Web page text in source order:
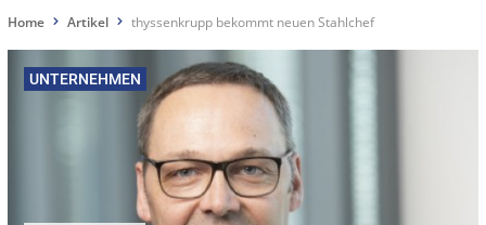
Home Artikel thyssenkrupp bekommt neuen Stahlchef
UNTERNEHMEN